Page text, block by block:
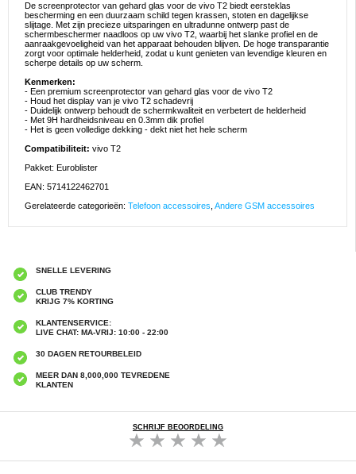
De screenprotector van gehard glas voor de vivo T2 biedt eersteklas
bescherming en een duurzaam schild tegen krassen, stoten en dagelijkse
slijtage. Met zijn precieze uitsparingen en ultradunne ontwerp past de
schermbeschermer naadloos op uw vivo T2, waarbij het slanke profiel en de
aanraakgevoeligheid van het apparaat behouden blijven. De hoge transparantie
zorgt voor optimale helderheid, zodat u kunt genieten van levendige kleuren en
scherpe details op uw scherm.
Kenmerken:
- Een premium screenprotector van gehard glas voor de vivo T2
- Houd het display van je vivo T2 schadevrij
- Duidelijk ontwerp behoudt de schermkwaliteit en verbetert de helderheid
- Met 9H hardheidsniveau en 0.3mm dik profiel
- Het is geen volledige dekking - dekt niet het hele scherm
Compatibiliteit: vivo T2
Pakket: Euroblister
EAN: 5714122462701
Gerelateerde categorieën: Telefoon accessoires Andere GSM accessoires
SNELLE LEVERING
CLUB TRENDY
KRIJG 7% KORTING
KLANTENSERVICE:
LIVE CHAT: MA-VRIJ: 10:00 - 22:00
30 DAGEN RETOURBELEID
MEER DAN 8,000,000 TEVREDENE
KLANTEN
SCHRIJF BEOORDELING